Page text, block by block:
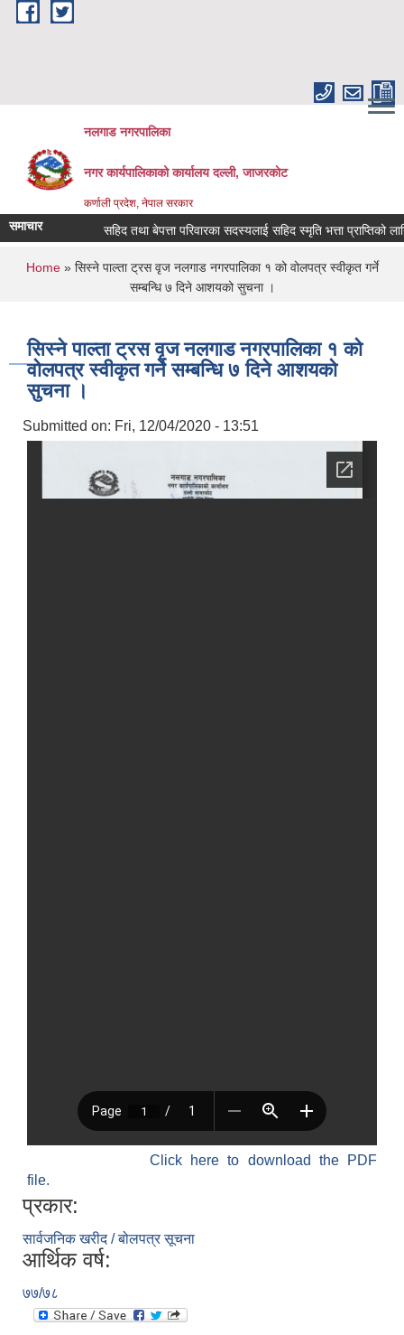
Skip to main content
नलगाड नगरपालिका
नगर कार्यपालिकाको कार्यालय दल्ली, जाजरकाेट
कर्णाली प्रदेश, नेपाल सरकार
समाचार सहिद तथा बेपत्ता परिवारका सदस्यलाई सहिद स्मृति भत्ता प्राप्तिको लागि
You are here
Home» सिस्ने पाल्ता ट्रस वृज नलगाड नगरपालिका १ को वोलपत्र स्वीकृत गर्ने
सम्बन्धि ७ दिने आशयको सुचना ।
सिस्ने पाल्ता ट्रस वृज नलगाड नगरपालिका १ को
वोलपत्र स्वीकृत गर्ने सम्बन्धि ७ दिने आशयको
सुचना ।
Submitted on: Fri, 12/04/2020 - 13:51
Click here to download the PDF
file.
प्रकार:
सार्वजनिक खरीद / बोलपत्र सूचना
आर्थिक वर्ष:
७७/७८